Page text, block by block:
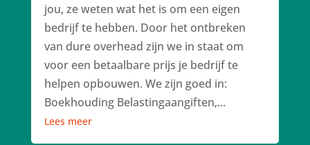
jou, ze weten wat het is om een eigen
bedrijf te hebben. Door het ontbreken
van dure overhead zijn we in staat om
voor een betaalbare prijs je bedrijf te
helpen opbouwen. We zijn goed in:
Boekhouding Belastingaangiften,...
Lees meer